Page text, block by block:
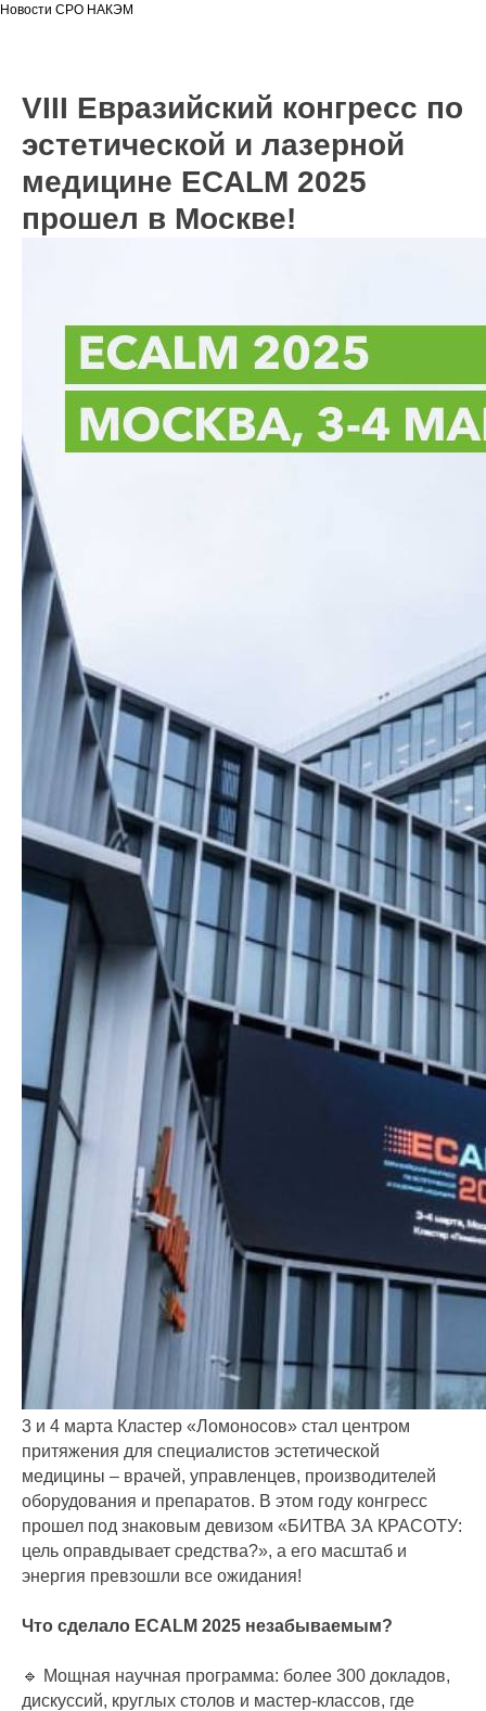
Новости СРО НАКЭМ
VIII Евразийский конгресс по
эстетической и лазерной
медицине ECALM 2025
прошел в Москве!
3 и 4 марта Кластер «Ломоносов» стал центром
притяжения для специалистов эстетической
медицины – врачей, управленцев, производителей
оборудования и препаратов. В этом году конгресс
прошел под знаковым девизом «БИТВА ЗА КРАСОТУ:
цель оправдывает средства?», а его масштаб и
энергия превзошли все ожидания!
Что сделало ECALM 2025 незабываемым?
🔹 Мощная научная программа: более 300 докладов,
дискуссий, круглых столов и мастер-классов, где